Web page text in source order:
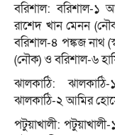
বরিশাল: ব‌রিশাল-১
রা‌শেদ খান মেনন
ব‌রিশাল-৪ পঙ্কজ নাথ
(নৌক) ও ব‌রিশাল-৬
ঝালকাঠি:
ঝালকাঠি-২ আমির
পটুয়াখালী: